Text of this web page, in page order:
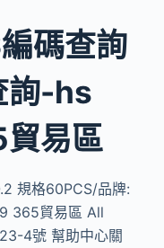
碼查詢
詢-hs
易區
規格60PCS/品牌:
365貿易區 All
4號 幫助中心關